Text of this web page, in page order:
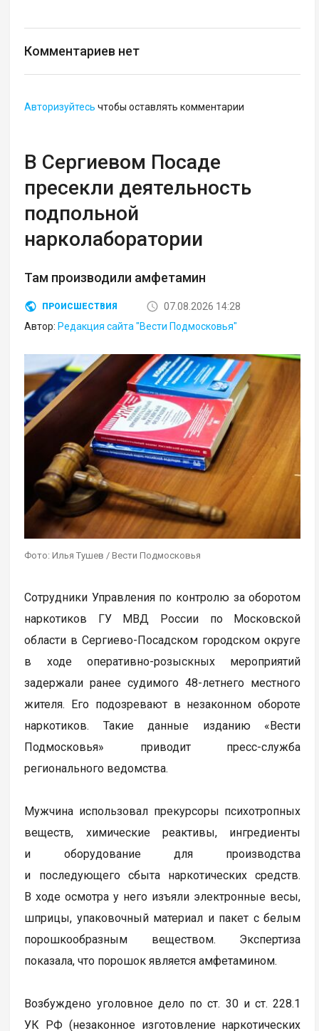
Комментариев нет
Авторизуйтесь чтобы оставлять комментарии
В Сергиевом Посаде
пресекли деятельность
подпольной
нарколаборатории
Там производили амфетамин
ПРОИСШЕСТВИЯ
07.08.2026 14:28
Автор: Редакция сайта "Вести Подмосковья"
Фото: Илья Тушев / Вести Подмосковья
Сотрудники Управления по контролю за оборотом
наркотиков ГУ МВД России по Московской
области в Сергиево-Посадском городском округе
в ходе оперативно-розыскных мероприятий
задержали ранее судимого 48-летнего местного
жителя. Его подозревают в незаконном обороте
наркотиков. Такие данные изданию «Вести
Подмосковья» приводит пресс-служба
регионального ведомства.
Мужчина использовал прекурсоры психотропных
веществ, химические реактивы, ингредиенты
и оборудование для производства
и последующего сбыта наркотических средств.
В ходе осмотра у него изъяли электронные весы,
шприцы, упаковочный материал и пакет с белым
порошкообразным веществом. Экспертиза
показала, что порошок является амфетамином.
Возбуждено уголовное дело по ст. 30 и ст. 228.1
УК РФ (незаконное изготовление наркотических